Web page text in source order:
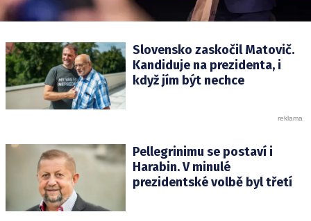
Slovensko zaskočil Matovič.
Kandiduje na prezidenta, i
když jím být nechce
Pellegrinimu se postaví i
Harabin. V minulé
prezidentské volbě byl třetí